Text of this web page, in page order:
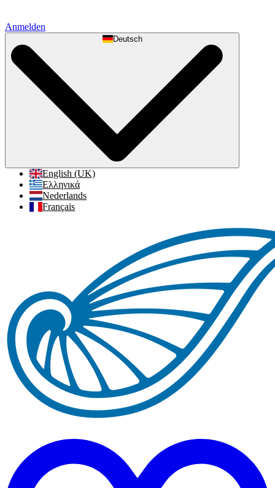
Anmelden
Deutsch
English (UK)
Ελληνικά
Nederlands
Français